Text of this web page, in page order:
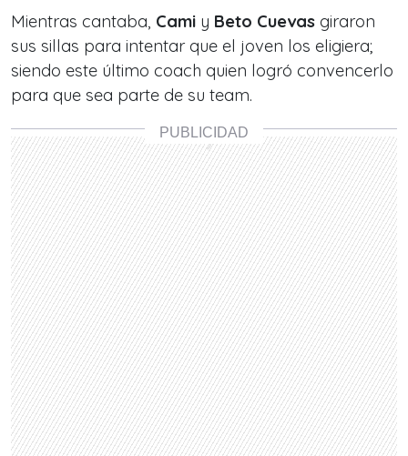
Mientras cantaba, Cami y Beto Cuevas giraron
sus sillas para intentar que el joven los eligiera;
siendo este último coach quien logró convencerlo
para que sea parte de su team.